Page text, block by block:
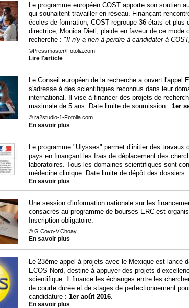
Le programme européen COST apporte son soutien
qui souhaitent travailler en réseau. Finançant
écoles de formation, COST regroupe 36 états et plus
directrice, Monica Dietl, plaide en faveur de ce mode
recherche : "Il n'y a rien à perdre à candidater à
©Pressmaster/Fotolia.com
Lire l'article
Le Conseil européen de la recherche a ouvert l'appel
s'adresse à des scientifiques reconnus dans leur
international. Il vise à financer des projets de
maximale de 5 ans. Date limite de soumission : 1er
© ra2studio-1-Fotolia.com
En savoir plus
Le programme "Ulysses" permet d’initier des travaux
pays en finançant les frais de déplacement des
laboratoires. Tous les domaines scientifiques sont
médecine clinique. Date limite de dépôt des dossiers :
En savoir plus
Une session d'information nationale sur les
consacrés au programme de bourses ERC est
Inscription obligatoire.
© G.Covo-V.Choay
En savoir plus
Le 23ème appel à projets avec le Mexique est lancé
ECOS Nord, destiné à appuyer des projets
scientifique. Il finance les échanges entre les
de courte durée et de stages de perfectionnement
candidature : 1er août 2016
En savoir plus